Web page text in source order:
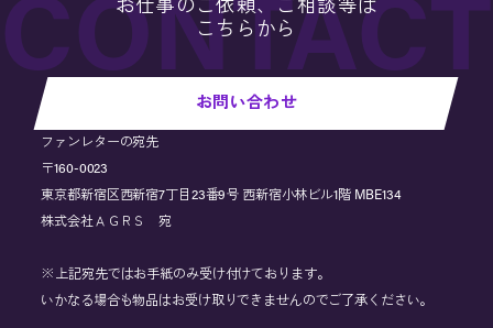
お仕事のご依頼、ご相談等は
こちらから
お問い合わせ
ファンレターの宛先
〒160-0023
東京都新宿区西新宿7丁目23番9号 西新宿小林ビル1階 MBE134
株式会社ＡＧＲＳ 宛
※上記宛先ではお手紙のみ受け付けております。
いかなる場合も物品はお受け取りできませんのでご了承ください。